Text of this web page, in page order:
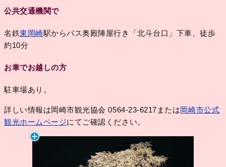
公共交通機関で
名鉄東岡崎駅からバス奥殿陣屋行き「北斗台口」下車、徒歩
約10分
お車でお越しの方
駐車場あり。
詳しい情報は岡崎市観光協会 0564-23-6217または岡崎市公式
観光ホームページにてご確認ください。